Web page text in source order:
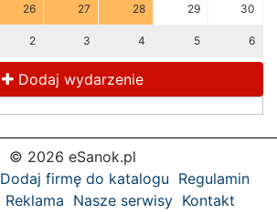
26 27 28 29 30
2 3 4 5 6
Dodaj wydarzenie
© 2026 eSanok.pl
Dodaj firmę do katalogu Regulamin
Reklama Nasze serwisy Kontakt